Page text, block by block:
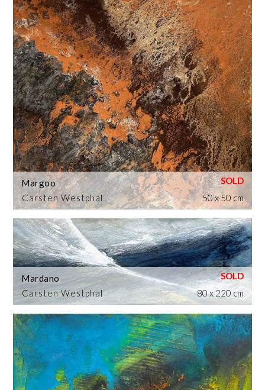
Carsten Westphal
Margoo
50 x 50 cm
Carsten Westphal
Mardano
80 x 220 cm